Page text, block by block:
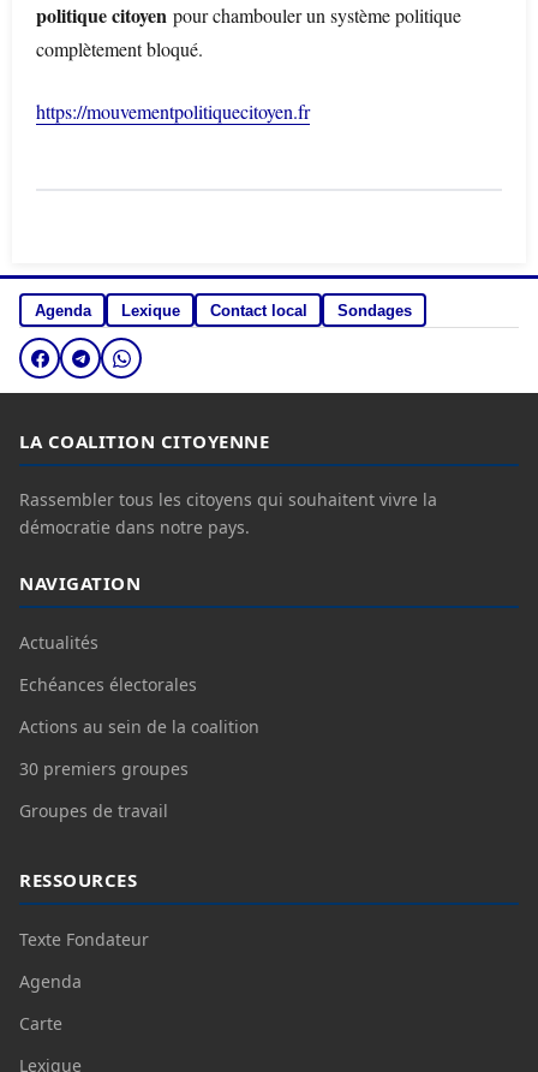
politique citoyen pour chambouler un système politique
complètement bloqué.
https://mouvementpolitiquecitoyen.fr
Agenda Lexique Contact local Sondages
LA COALITION CITOYENNE
Rassembler tous les citoyens qui souhaitent vivre la
démocratie dans notre pays.
NAVIGATION
Actualités
Echéances électorales
Actions au sein de la coalition
30 premiers groupes
Groupes de travail
RESSOURCES
Texte Fondateur
Agenda
Carte
Lexique